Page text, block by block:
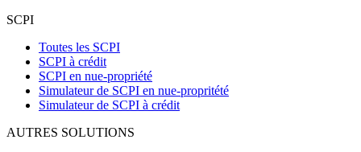
SCPI
Toutes les SCPI
SCPI à crédit
SCPI en nue-propriété
Simulateur de SCPI en nue-propritété
Simulateur de SCPI à crédit
AUTRES SOLUTIONS